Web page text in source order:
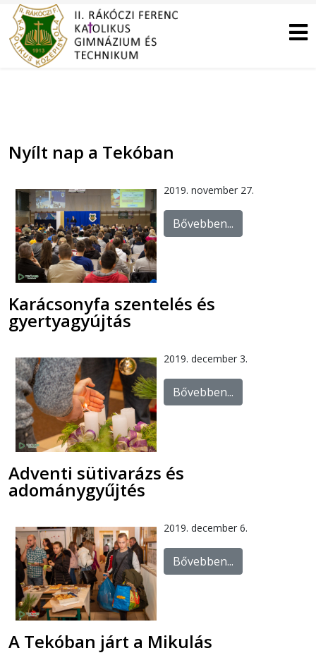
Nyílt nap a Tekóban
2019. november 27.
Bővebben...
Karácsonyfa szentelés és
gyertyagyújtás
2019. december 3.
Bővebben...
Adventi sütivarázs és
adománygyűjtés
2019. december 6.
Bővebben...
A Tekóban járt a Mikulás